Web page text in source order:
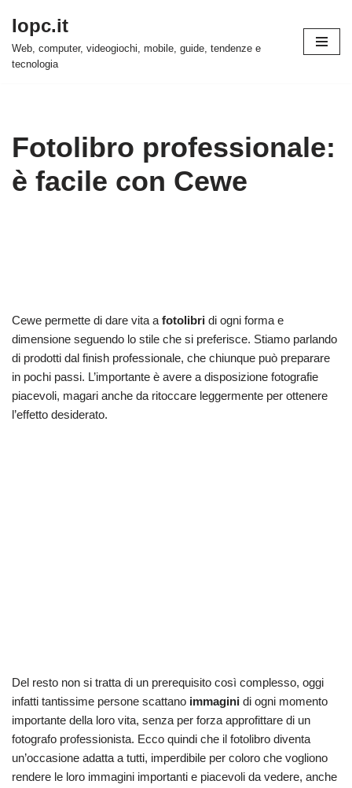
Vai
al
Iopc.it
Web, computer, videogiochi, mobile, guide, tendenze e
tecnologia
Fotolibro professionale:
è facile con Cewe
Cewe permette di dare vita a fotolibri di ogni forma e
dimensione seguendo lo stile che si preferisce. Stiamo parlando
di prodotti dal finish professionale, che chiunque può preparare
in pochi passi. L’importante è avere a disposizione fotografie
piacevoli, magari anche da ritoccare leggermente per ottenere
l’effetto desiderato.
Del resto non si tratta di un prerequisito così complesso, oggi
infatti tantissime persone scattano immagini di ogni momento
importante della loro vita, senza per forza approfittare di un
fotografo professionista. Ecco quindi che il fotolibro diventa
un’occasione adatta a tutti, imperdibile per coloro che vogliono
rendere le loro immagini importanti e piacevoli da vedere, anche